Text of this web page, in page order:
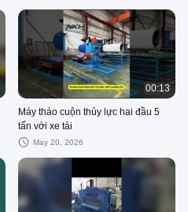
00:13
Máy tháo cuộn thủy lực hai đầu 5
tấn với xe tải
May 20, 2026